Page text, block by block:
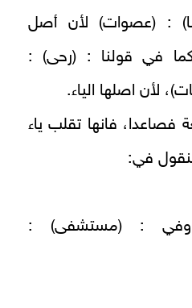
: (عصوات) لأن أصل
كما في قولنا : (رحى) :
لأن اصلها الياء.
فصاعدا، فانها تقلب ياء
في:
وفي : (مستشفى) :